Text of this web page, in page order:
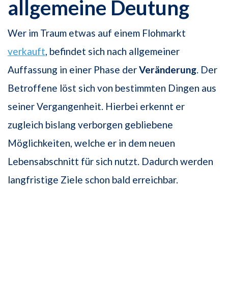
allgemeine Deutung
Wer im Traum etwas auf einem Flohmarkt
verkauft, befindet sich nach allgemeiner
Auffassung in einer Phase derVeränderung. Der
Betroffene löst sich von bestimmten Dingen aus
seiner Vergangenheit. Hierbei erkennt er
zugleich bislang verborgen gebliebene
Möglichkeiten, welche er in dem neuen
Lebensabschnitt für sich nutzt. Dadurch werden
langfristige Ziele schon bald erreichbar.